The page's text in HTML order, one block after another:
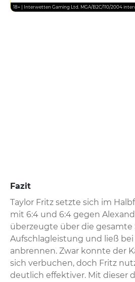
18+ | Interwetten Gaming Ltd. MGA/B2C/110/2004
Fazit
Taylor Fritz setzte sich im
mit 6:4 und 6:4 gegen
überzeugte über die
Aufschlagleistung und ließ
anbrennen. Zwar konnte der
sich verbuchen, doch Fritz
deutlich effektiver. Mit dieser